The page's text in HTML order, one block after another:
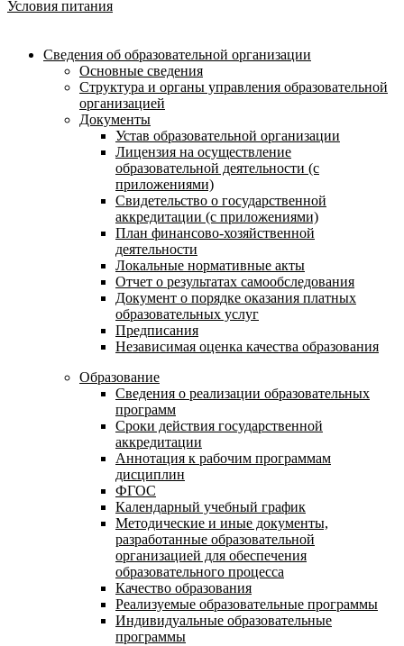
Условия питания
Сведения об образовательной организации
Основные сведения
Структура и органы управления образовательной
организацией
Документы
Устав образовательной организации
Лицензия на осуществление
образовательной деятельности (с
приложениями)
Свидетельство о государственной
аккредитации (с приложениями)
План финансово-хозяйственной
деятельности
Локальные нормативные акты
Отчет о результатах самообследования
Документ о порядке оказания платных
образовательных услуг
Предписания
Независимая оценка качества образования
Образование
Сведения о реализации образовательных
программ
Сроки действия государственной
аккредитации
Аннотация к рабочим программам
дисциплин
ФГОС
Календарный учебный график
Методические и иные документы,
разработанные образовательной
организацией для обеспечения
образовательного процесса
Качество образования
Реализуемые образовательные программы
Индивидуальные образовательные
программы